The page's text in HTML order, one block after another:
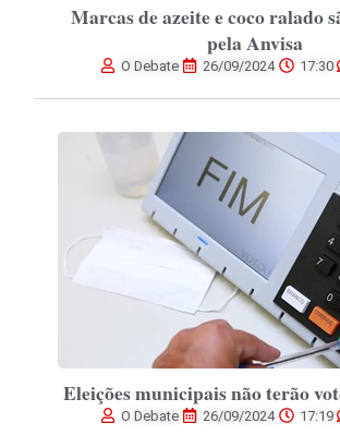
Marcas de azeite e coco ralado
pela Anvisa
O Debate 26/09/2024 17:30
Eleições municipais não terão
O Debate 26/09/2024 17:19